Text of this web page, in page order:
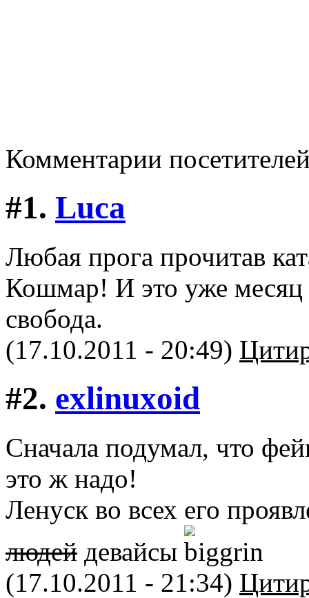
Комментарии
#1. Luca
Любая прога прочитав
Кошмар! И это уже месяц
свобода.
(17.10.2011 - 20:49)
#2. exlinuxoid
Сначала подумал, что
это ж надо!
Ленуск во всех его
людей девайсы
(17.10.2011 - 21:34)